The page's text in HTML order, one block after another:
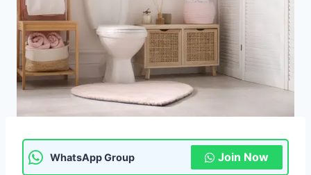
WhatsApp Group Join Now